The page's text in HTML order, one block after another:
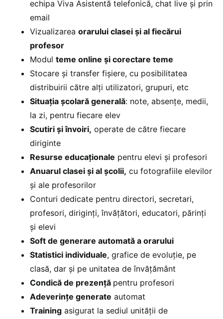
echipa Viva Asistentă telefonică, chat live și prin
email
Vizualizarea orarului clasei și al fiecărui
profesor
Modul teme online și corectare teme
Stocare și transfer fișiere, cu posibilitatea
distribuirii către alți utilizatori, grupuri, etc
Situația școlară generală: note, absențe, medii,
la zi, pentru fiecare elev
Scutiri și învoiri, operate de către fiecare
diriginte
Resurse educaționale pentru elevi și profesori
Anuarul clasei și al școlii, cu fotografiile elevilor
și ale profesorilor
Conturi dedicate pentru directori, secretari,
profesori, diriginți, învățători, educatori, părinți
și elevi
Soft de generare automată a orarului
Statistici individuale, grafice de evoluție, pe
clasă, dar și pe unitatea de învățământ
Condică de prezență pentru profesori
Adeverințe generate automat
Training asigurat la sediul unității de